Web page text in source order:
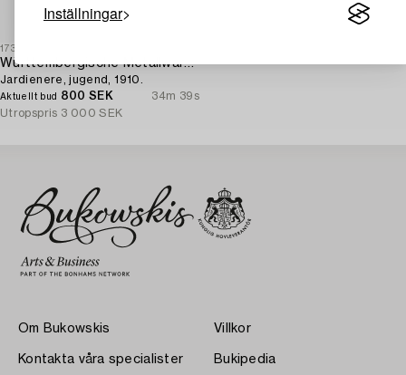
Inställningar
1731060
Württembergische Metallwarenfabrik (WMF)
Jardienere, jugend, 1910.
Aktuellt bud 800 SEK
34m 39s
Utropspris 3 000 SEK
Om Bukowskis
Kontakta våra specialister
Villkor
Bukipedia